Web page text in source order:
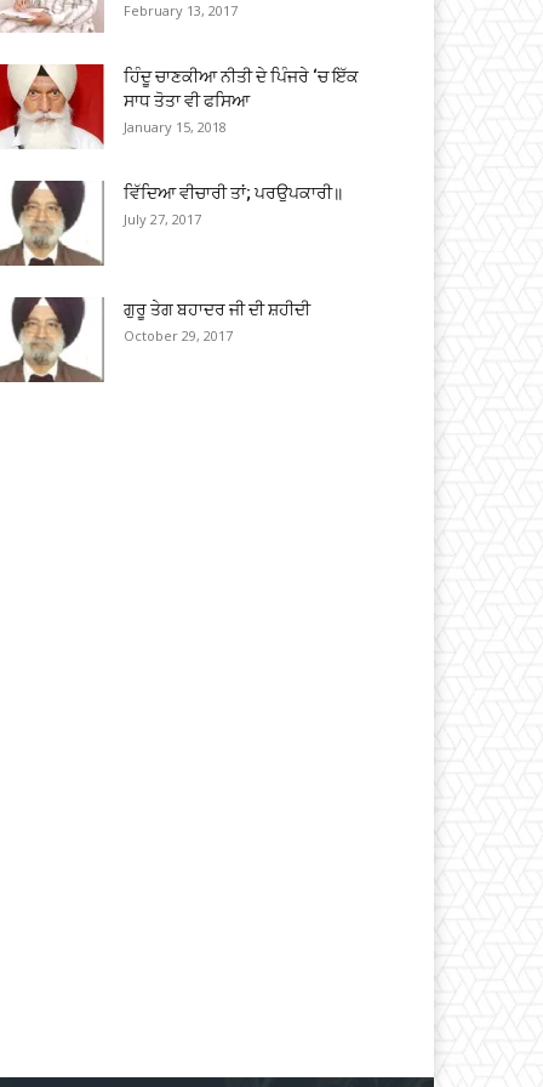
February 13, 2017
ਹਿੰਦੂ ਚਾਣਕੀਆ ਨੀਤੀ ਦੇ ਪਿੰਜਰੇ ‘ਚ ਇੱਕ
ਸਾਧ ਤੋਤਾ ਵੀ ਫਸਿਆ
January 15, 2018
ਵਿੱਦਿਆ ਵੀਚਾਰੀ ਤਾਂ; ਪਰਉਪਕਾਰੀ॥
July 27, 2017
ਗੁਰੂ ਤੇਗ ਬਹਾਦਰ ਜੀ ਦੀ ਸ਼ਹੀਦੀ
October 29, 2017